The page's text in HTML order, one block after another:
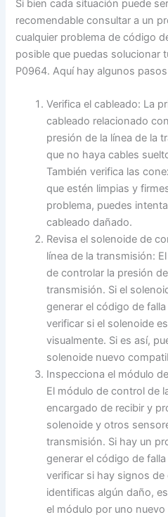
Si bien cada situación puede
recomendable consultar a un
cualquier problema de código
posible que puedas solucionar
P0964. Aquí hay algunos
Verifica el cableado: La
cableado relacionado
presión de la línea de la
que no haya cables
También verifica las
que estén limpias y
problema, puedes
cableado dañado.
Revisa el solenoide de
línea de la transmisión:
de controlar la presión
transmisión. Si el
generar el código de
verificar si el solenoide
visualmente. Si es así,
solenoide nuevo
Inspecciona el módulo
El módulo de control de
encargado de recibir y
solenoide y otros
transmisión. Si hay un
generar el código de
verificar si hay signos
identificas algún daño,
el módulo por uno